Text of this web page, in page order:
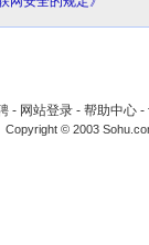
- 网站登录 - 帮助中心 -
Copyright © 2003